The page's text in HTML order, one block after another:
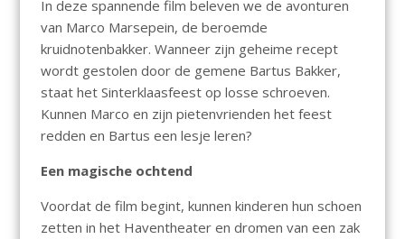
k p
In deze spannende film beleven we de avonturen
van Marco Marsepein, de beroemde
kruidnotenbakker. Wanneer zijn geheime recept
wordt gestolen door de gemene Bartus Bakker,
staat het Sinterklaasfeest op losse schroeven.
Kunnen Marco en zijn pietenvrienden het feest
redden en Bartus een lesje leren?
Een magische ochtend
Voordat de film begint, kunnen kinderen hun schoen
zetten in het Haventheater en dromen van een zak